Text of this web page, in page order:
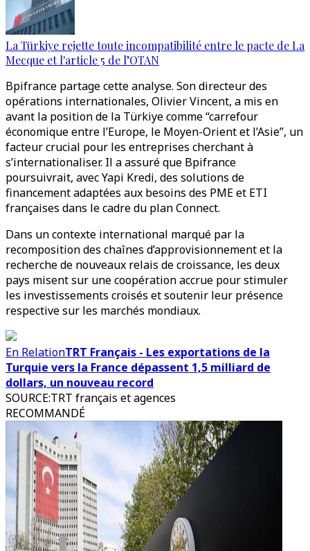
La Türkiye rejette toute incompatibilité entre le pacte de La
Mecque et l'article 5 de l’OTAN
Bpifrance partage cette analyse. Son directeur des
opérations internationales, Olivier Vincent, a mis en
avant la position de la Türkiye comme “carrefour
économique entre l’Europe, le Moyen-Orient et l’Asie”, un
facteur crucial pour les entreprises cherchant à
s’internationaliser. Il a assuré que Bpifrance
poursuivrait, avec Yapi Kredi, des solutions de
financement adaptées aux besoins des PME et ETI
françaises dans le cadre du plan Connect.
Dans un contexte international marqué par la
recomposition des chaînes d’approvisionnement et la
recherche de nouveaux relais de croissance, les deux
pays misent sur une coopération accrue pour stimuler
les investissements croisés et soutenir leur présence
respective sur les marchés mondiaux.
En RelationTRT Français - Les exportations de la
Turquie vers la France dépassent 1,5 milliard de
dollars, un nouveau record
SOURCE:TRT français et agences
RECOMMANDÉ